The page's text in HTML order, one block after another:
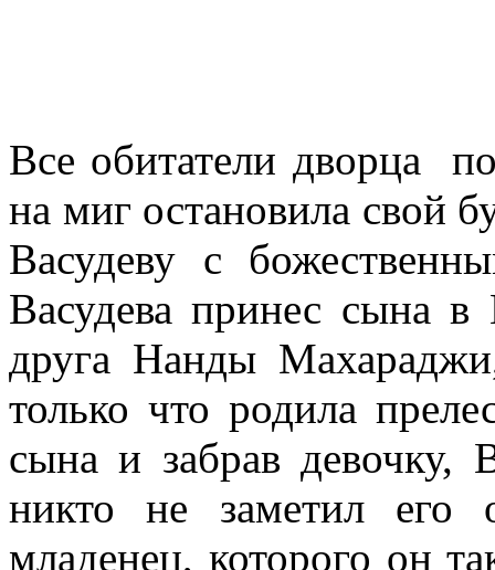
Все обитатели дворца
на миг остановила свой
Васудеву с
Васудева принес сына в
друга Нанды
только что родила
сына и забрав девочку,
никто не заметил его
младенец, которого он